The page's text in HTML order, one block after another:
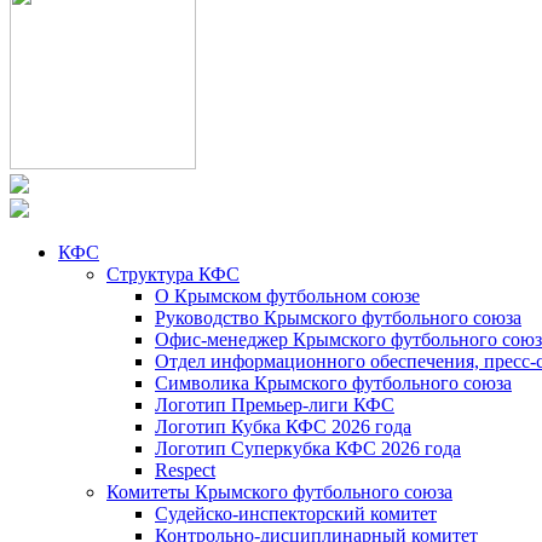
КФС
Структура КФС
О Крымском футбольном союзе
Руководство Крымского футбольного союза
Офис-менеджер Крымского футбольного
Отдел информационного обеспечения, пресс-
Символика Крымского футбольного союза
Логотип Премьер-лиги КФС
Логотип Кубка КФС 2026 года
Логотип Суперкубка КФС 2026 года
Respect
Комитеты Крымского футбольного союза
Судейско-инспекторский комитет
Контрольно-дисциплинарный комитет